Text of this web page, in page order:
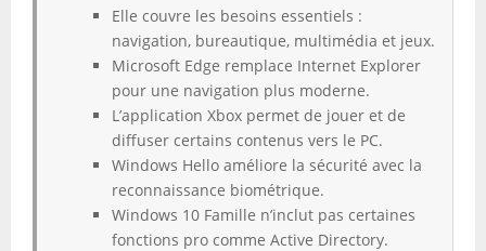
Elle couvre les besoins essentiels :
navigation, bureautique, multimédia et jeux.
Microsoft Edge remplace Internet Explorer
pour une navigation plus moderne.
L’application Xbox permet de jouer et de
diffuser certains contenus vers le PC.
Windows Hello améliore la sécurité avec la
reconnaissance biométrique.
Windows 10 Famille n’inclut pas certaines
fonctions pro comme Active Directory.